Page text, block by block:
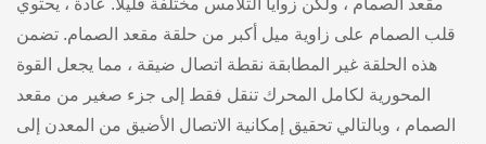
قلب الصمام على زاوية ميل أكبر من حلقة مقعد الصمام. تضمن
هذه الحلقة غير المطابقة نقطة اتصال ضيقة ، مما يجعل القوة
المحورية لكامل المحرك تنقل فقط إلى جزء صغير من مقعد
الصمام ، وبالتالي تحقيق إمكانية الاتصال الأضيق من المعدن إلى